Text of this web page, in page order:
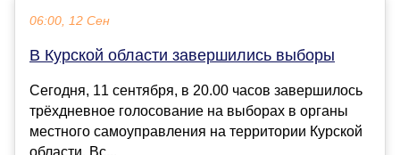
06:00, 12 Сен
В Курской области завершились выборы
Сегодня, 11 сентября, в 20.00 часов завершилось
трёхдневное голосование на выборах в органы
местного самоуправления на территории Курской